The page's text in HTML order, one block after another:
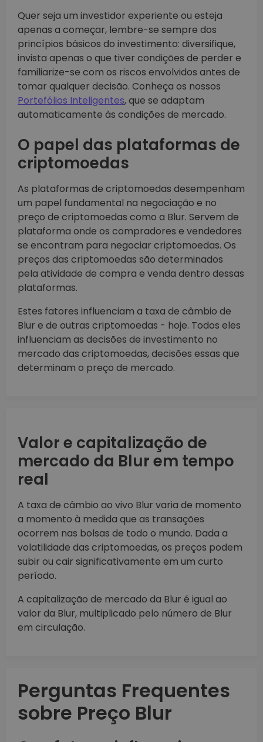
Quer seja um investidor experiente ou esteja
apenas a começar, lembre-se sempre dos
princípios básicos do investimento: diversifique,
invista apenas o que tiver condições de perder e
familiarize-se com os riscos envolvidos antes de
tomar qualquer decisão. Conheça os nossos
Portefólios Inteligentes, que se adaptam
automaticamente às condições de mercado.
O papel das plataformas de
criptomoedas
As plataformas de criptomoedas desempenham
um papel fundamental na negociação e no
preço de criptomoedas como a Blur. Servem de
plataforma onde os compradores e vendedores
se encontram para negociar criptomoedas. Os
preços das criptomoedas são determinados
pela atividade de compra e venda dentro dessas
plataformas.
Estes fatores influenciam a taxa de câmbio de
Blur e de outras criptomoedas - hoje. Todos eles
influenciam as decisões de investimento no
mercado das criptomoedas, decisões essas que
determinam o preço de mercado.
Valor e capitalização de
mercado da Blur em tempo
real
A taxa de câmbio ao vivo Blur varia de momento
a momento à medida que as transações
ocorrem nas bolsas de todo o mundo. Dada a
volatilidade das criptomoedas, os preços podem
subir ou cair significativamente em um curto
período.
A capitalização de mercado da Blur é igual ao
valor da Blur, multiplicado pelo número de Blur
em circulação.
Perguntas Frequentes
sobre Preço Blur